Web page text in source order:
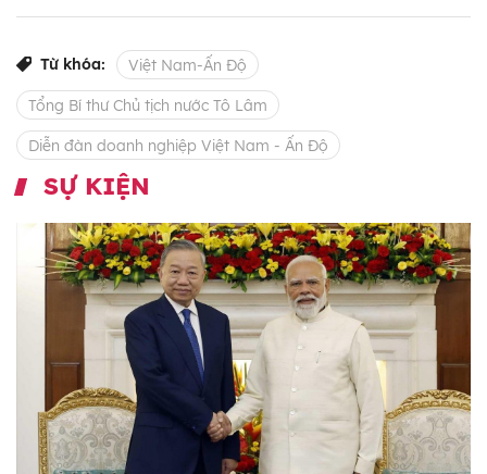
Từ khóa: Việt Nam-Ấn Độ
Tổng Bí thư Chủ tịch nước Tô Lâm
Diễn đàn doanh nghiệp Việt Nam - Ấn Độ
SỰ KIỆN